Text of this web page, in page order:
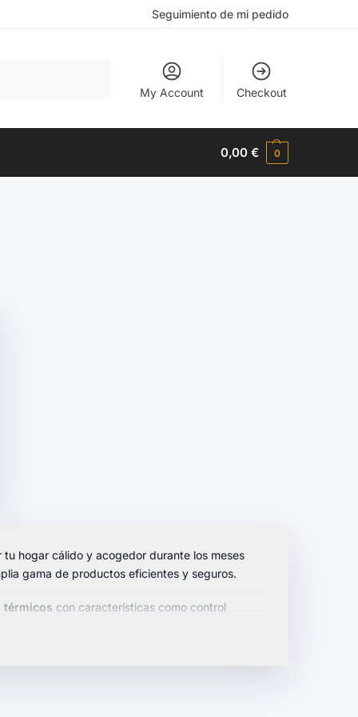
Seguimiento de mi pedido
My Account Checkout
0,00€ 0
hogar cálido y acogedor durante los meses
gama de productos eficientes y seguros.
térmicos con características como control